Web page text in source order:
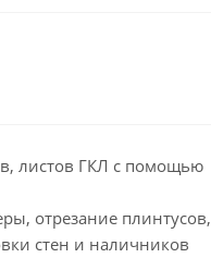
листов ГКЛ с помощью
отрезание плинтусов,
стен и наличников